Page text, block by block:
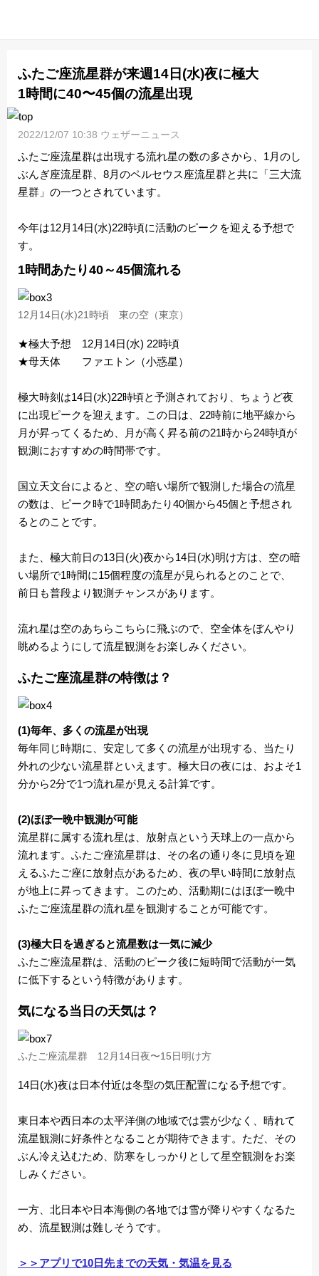
ふたご座流星群が来週14日(水)夜に極大
1時間に40〜45個の流星出現
2022/12/07 10:38 ウェザーニュース
ふたご座流星群は出現する流れ星の数の多さから、1月のし
ぶんぎ座流星群、8月のペルセウス座流星群と共に「三大流
星群」の一つとされています。
今年は12月14日(水)22時頃に活動のピークを迎える予想で
す。
1時間あたり40～45個流れる
12月14日(水)21時頃 東の空（東京）
★極大予想 12月14日(水) 22時頃
★母天体 ファエトン（小惑星）
極大時刻は14日(水)22時頃と予測されており、ちょうど夜
に出現ピークを迎えます。この日は、22時前に地平線から
月が昇ってくるため、月が高く昇る前の21時から24時頃が
観測におすすめの時間帯です。
国立天文台によると、空の暗い場所で観測した場合の流星
の数は、ピーク時で1時間あたり40個から45個と予想され
るとのことです。
また、極大前日の13日(火)夜から14日(水)明け方は、空の暗
い場所で1時間に15個程度の流星が見られるとのことで、
前日も普段より観測チャンスがあります。
流れ星は空のあちらこちらに飛ぶので、空全体をぼんやり
眺めるようにして流星観測をお楽しみください。
ふたご座流星群の特徴は？
(1)毎年、多くの流星が出現
毎年同じ時期に、安定して多くの流星が出現する、当たり
外れの少ない流星群といえます。極大日の夜には、およそ1
分から2分で1つ流れ星が見える計算です。
(2)ほぼ一晩中観測が可能
流星群に属する流れ星は、放射点という天球上の一点から
流れます。ふたご座流星群は、その名の通り冬に見頃を迎
えるふたご座に放射点があるため、夜の早い時間に放射点
が地上に昇ってきます。このため、活動期にはほぼ一晩中
ふたご座流星群の流れ星を観測することが可能です。
(3)極大日を過ぎると流星数は一気に減少
ふたご座流星群は、活動のピーク後に短時間で活動が一気
に低下するという特徴があります。
気になる当日の天気は？
ふたご座流星群 12月14日夜〜15日明け方
14日(水)夜は日本付近は冬型の気圧配置になる予想です。
東日本や西日本の太平洋側の地域では雲が少なく、晴れて
流星観測に好条件となることが期待できます。ただ、その
ぶん冷え込むため、防寒をしっかりとして星空観測をお楽
しみください。
一方、北日本や日本海側の各地では雪が降りやすくなるた
め、流星観測は難しそうです。
＞＞アプリで10日先までの天気・気温を見る